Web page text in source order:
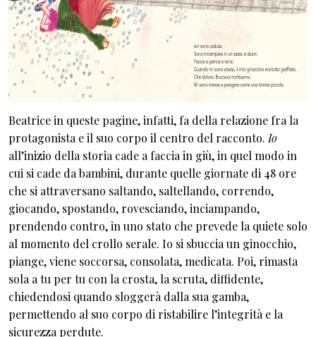
Beatrice in queste pagine, infatti, fa della relazione fra la
protagonista e il suo corpo il centro del racconto. Io
all’inizio della storia cade a faccia in giù, in quel modo in
cui si cade da bambini, durante quelle giornate di 48 ore
che si attraversano saltando, saltellando, correndo,
giocando, spostando, rovesciando, inciampando,
prendendo contro, in uno stato che prevede la quiete solo
al momento del crollo serale. Io si sbuccia un ginocchio,
piange, viene soccorsa, consolata, medicata. Poi, rimasta
sola a tu per tu con la crosta, la scruta, diffidente,
chiedendosi quando sloggerà dalla sua gamba,
permettendo al suo corpo di ristabilire l’integrità e la
sicurezza perdute.